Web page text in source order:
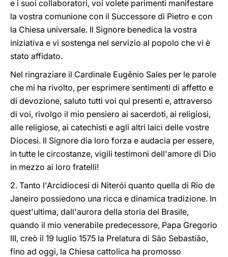
e i suoi collaboratori, voi volete parimenti manifestare
la vostra comunione con il Successore di Pietro e con
la Chiesa universale. Il Signore benedica la vostra
iniziativa e vi sostenga nel servizio al popolo che vi è
stato affidato.
Nel ringraziare il Cardinale Eugênio Sales per le parole
che mi ha rivolto, per esprimere sentimenti di affetto e
di devozione, saluto tutti voi qui presenti e, attraverso
di voi, rivolgo il mio pensiero ai sacerdoti, ai religiosi,
alle religiose, ai catechisti e agli altri laici delle vostre
Diocesi. Il Signore dia loro forza e audacia per essere,
in tutte le circostanze, vigili testimoni dell'amore di Dio
in mezzo ai loro fratelli!
2. Tanto l'Arcidiocesi di Niterói quanto quella di Rio de
Janeiro possiedono una ricca e dinamica tradizione. In
quest'ultima, dall'aurora della storia del Brasile,
quando il mio venerabile predecessore, Papa Gregorio
III, creò il 19 luglio 1575 la Prelatura di São Sebastião,
fino ad oggi, la Chiesa cattolica ha promosso